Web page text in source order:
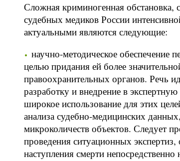
Сложная криминогенная обстановка,
судебных медиков России
актуальными являются следующие:
научно-методическое обеспечение
целью придания ей более
правоохранительных органов. Речь
разработку и внедрение в
широкое использование для этих
анализа судебно-медицинских
микроколичеств объектов. Следует
проведения ситуационных
наступления смерти